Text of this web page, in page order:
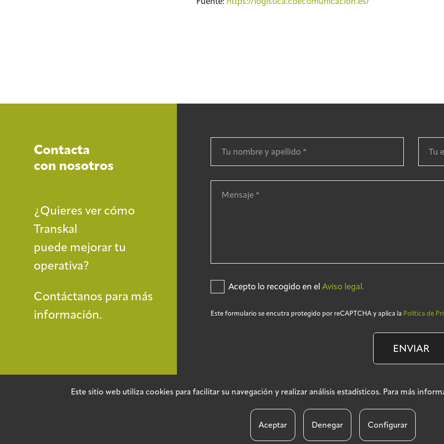
Contacta
con nosotros
¿Quieres ver cómo
Transkal
puede mejorar tu
operativa?
Contáctanos para más
información.
Acepto lo recogido en elAviso legal.
Este formulario se encutra protegido por reCAPTCHA y aplica la Política de
ENVIAR
Aviso legal
Este sitio web utiliza cookies para facilitar su navegación y realizar análisis estadísticos. Para más
Aceptar Denegar Configurar